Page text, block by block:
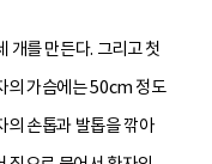
개를 만든다. 그리고 첫
의 가슴에는 50cm 정도
의 손톱과 발톱을 깎아